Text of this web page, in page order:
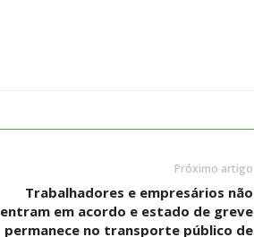
Próximo artigo
Trabalhadores e empresários não
entram em acordo e estado de greve
permanece no transporte público de